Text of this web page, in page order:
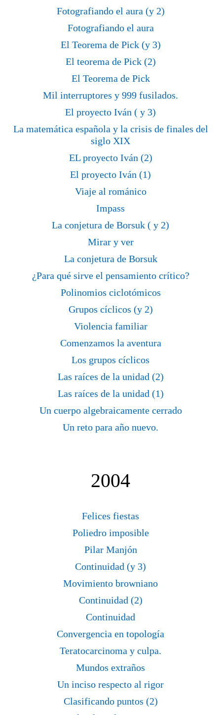
Fotografiando el aura (y 2)
Fotografiando el aura
El Teorema de Pick (y 3)
El teorema de Pick (2)
El Teorema de Pick
Mil interruptores y 999 fusilados.
El proyecto Iván ( y 3)
La matemática española y la crisis de finales del
siglo XIX
EL proyecto Iván (2)
El proyecto Iván (1)
Viaje al románico
Impass
La conjetura de Borsuk ( y 2)
Mirar y ver
La conjetura de Borsuk
¿Para qué sirve el pensamiento crítico?
Polinomios ciclotómicos
Grupos cíclicos (y 2)
Violencia familiar
Comenzamos la aventura
Los grupos cíclicos
Las raíces de la unidad (2)
Las raíces de la unidad (1)
Un cuerpo algebraicamente cerrado
Un reto para año nuevo.
2004
Felices fiestas
Poliedro imposible
Pilar Manjón
Continuidad (y 3)
Movimiento browniano
Continuidad (2)
Continuidad
Convergencia en topología
Teratocarcinoma y culpa.
Mundos extraños
Un inciso respecto al rigor
Clasificando puntos (2)